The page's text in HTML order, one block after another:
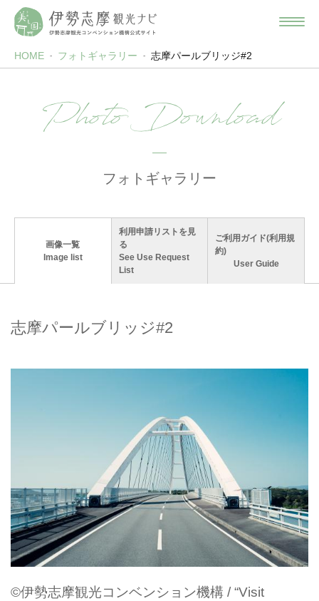
HOME フォトギャラリー 志摩パールブリッジ#2
Photo Download
フォトギャラリー
画像一覧
Image list
利用申請リストを見
る
See Use Request
List
ご利用ガイド(利用規
約)
User Guide
志摩パールブリッジ#2
©伊勢志摩観光コンベンション機構 / “Visit